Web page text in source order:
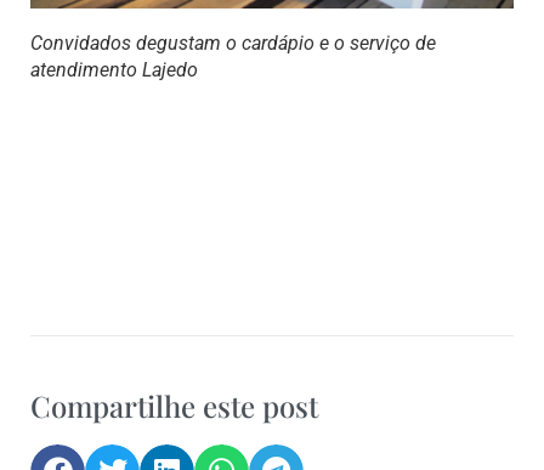
Convidados degustam o cardápio e o serviço de
atendimento Lajedo
Compartilhe este post